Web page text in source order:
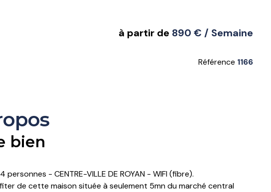
à partir de 890 € / Semaine
Référence 1166
bien
4 personnes - CENTRE-VILLE DE ROYAN - WIFI (fibre).
de cette maison située à seulement 5mn du marché central